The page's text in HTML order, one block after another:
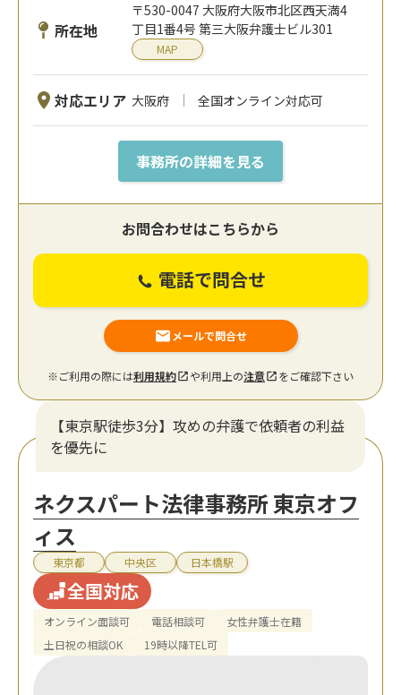
所在地
〒530-0047 大阪府大阪市北区西天満4
丁目1番4号 第三大阪弁護士ビル301
MAP
対応エリア 大阪府 全国オンライン対応可
事務所の詳細を見る
お問合わせはこちらから
電話で問合せ
メールで問合せ
※ご利用の際には利用規約 や利用上の注意 をご確認下さい
【東京駅徒歩3分】攻めの弁護で依頼者の利益
を優先に
ネクスパート法律事務所 東京オフ
ィス
東京都 中央区 日本橋駅
全国対応
オンライン面談可 電話相談可
女性弁護士在籍
土日祝の相談OK
19時以降TEL可